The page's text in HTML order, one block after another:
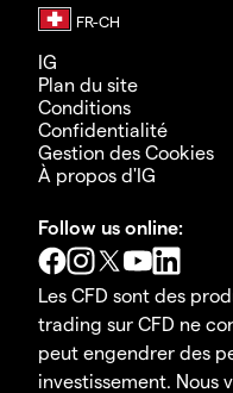
IG
Plan du site
Conditions
Confidentialité
Gestion des Cookies
À propos d'IG
Follow us online:
Les CFD sont des
trading sur CFD ne
peut engendrer des
investissement. Nous